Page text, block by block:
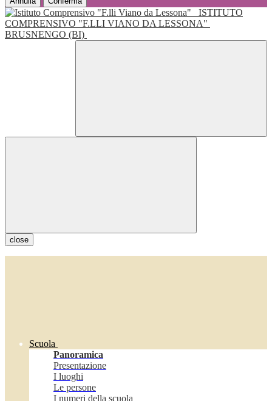
ISTITUTO
COMPRENSIVO "F.LLI VIANO DA LESSONA"
BRUSNENGO (BI)
close
Scuola
Panoramica
Presentazione
I luoghi
Le persone
I numeri della scuola